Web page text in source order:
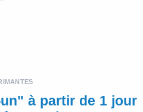
à partir de 1 jour